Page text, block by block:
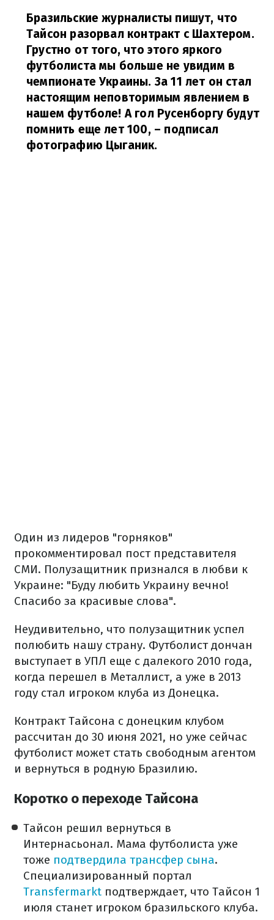
Бразильские журналисты пишут, что
Тайсон разорвал контракт с Шахтером.
Грустно от того, что этого яркого
футболиста мы больше не увидим в
чемпионате Украины. За 11 лет он стал
настоящим неповторимым явлением в
нашем футболе! А гол Русенборгу будут
помнить еще лет 100, – подписал
фотографию Цыганик.
Один из лидеров "горняков"
прокомментировал пост представителя
СМИ. Полузащитник признался в любви к
Украине: "Буду любить Украину вечно!
Спасибо за красивые слова".
Неудивительно, что полузащитник успел
полюбить нашу страну. Футболист дончан
выступает в УПЛ еще с далекого 2010 года,
когда перешел в Металлист, а уже в 2013
году стал игроком клуба из Донецка.
Контракт Тайсона с донецким клубом
рассчитан до 30 июня 2021, но уже сейчас
футболист может стать свободным агентом
и вернуться в родную Бразилию.
Коротко о переходе Тайсона
Тайсон решил вернуться в
Интернасьонал. Мама футболиста уже
тоже подтвердила трансфер сына.
Специализированный портал
Тransfermarkt подтверждает, что Тайсон 1
июля станет игроком бразильского клуба.